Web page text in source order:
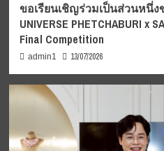
ขอเรียนเชิญร่วมเป็นส่วนหนึ่ง
UNIVERSE PHETCHABURI x
Final Competition
admin1 13/07/2026